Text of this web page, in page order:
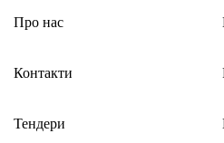
Про нас
Контакти
Тендери